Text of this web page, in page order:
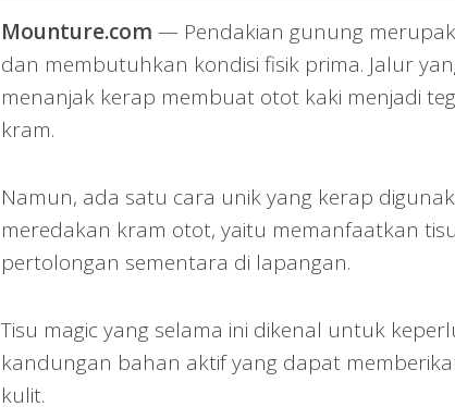
Mounture.com — Pendakian gunung
dan membutuhkan kondisi fisik prima. Jalur
menanjak kerap membuat otot kaki menjadi
kram.
Namun, ada satu cara unik yang kerap
meredakan kram otot, yaitu memanfaatkan
pertolongan sementara di lapangan.
Tisu magic yang selama ini dikenal untuk
kandungan bahan aktif yang dapat
kulit.